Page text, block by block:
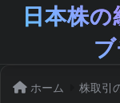
日本株
ホーム 株取引